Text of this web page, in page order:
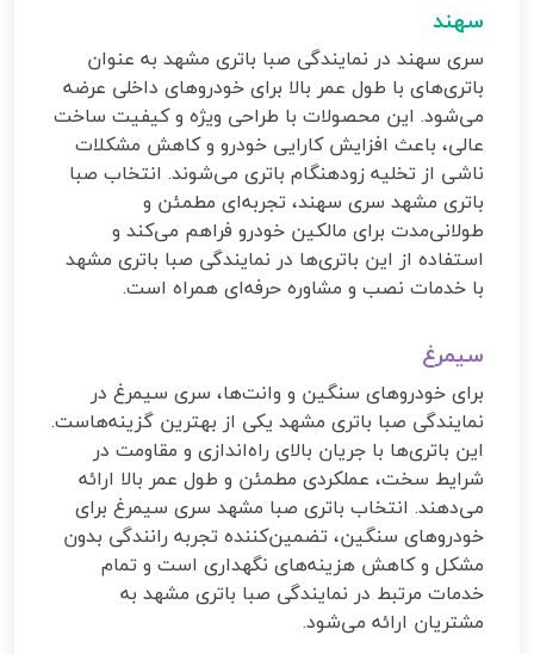
سهند
سری سهند در نمایندگی صبا باتری مشهد به عنوان
باتری‌های با طول عمر بالا برای خودروهای داخلی عرضه
می‌شود. این محصولات با طراحی ویژه و کیفیت ساخت
عالی، باعث افزایش کارایی خودرو و کاهش مشکلات
ناشی از تخلیه زودهنگام باتری می‌شوند. انتخاب صبا
باتری مشهد سری سهند، تجربه‌ای مطمئن و
طولانی‌مدت برای مالکین خودرو فراهم می‌کند و
استفاده از این باتری‌ها در نمایندگی صبا باتری مشهد
با خدمات نصب و مشاوره حرفه‌ای همراه است.
سیمرغ
برای خودروهای سنگین و وانت‌ها، سری سیمرغ در
نمایندگی صبا باتری مشهد یکی از بهترین گزینه‌هاست.
این باتری‌ها با جریان بالای راه‌اندازی و مقاومت در
شرایط سخت، عملکردی مطمئن و طول عمر بالا ارائه
می‌دهند. انتخاب باتری صبا مشهد سری سیمرغ برای
خودروهای سنگین، تضمین‌کننده تجربه رانندگی بدون
مشکل و کاهش هزینه‌های نگهداری است و تمام
خدمات مرتبط در نمایندگی صبا باتری مشهد به
مشتریان ارائه می‌شود.